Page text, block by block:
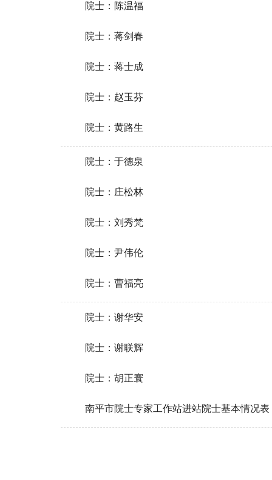
院士：陈温福
院士：蒋剑春
院士：蒋士成
院士：赵玉芬
院士：黄路生
院士：于德泉
院士：庄松林
院士：刘秀梵
院士：尹伟伦
院士：曹福亮
院士：谢华安
院士：谢联辉
院士：胡正寰
南平市院士专家工作站进站院士基本情况表